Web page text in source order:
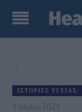
ΙΣΤΟΡΊΕΣ ΥΓΕΊΑΣ
7 Μαΐου 2025